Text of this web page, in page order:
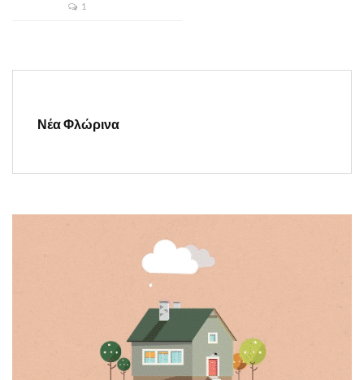
1
Νέα Φλώρινα